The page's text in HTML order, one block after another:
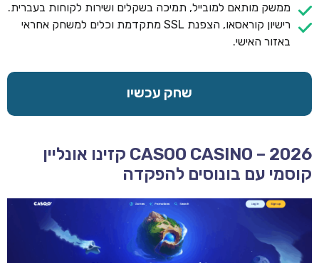
ממשק מותאם למובייל, תמיכה בשקלים ושירות לקוחות בעברית.
רישיון קוראסאו, הצפנת SSL מתקדמת וכלים למשחק אחראי
באזור האישי.
שחק עכשיו
CASOO CASINO – 2026 קזינו אונליין
קוסמי עם בונוסים להפקדה